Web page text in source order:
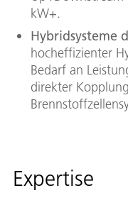
kW+.
Hybridsysteme
hocheffizienter
Bedarf an
direkter
Expertise